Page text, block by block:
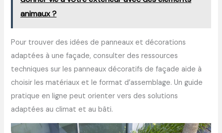
animaux ?
Pour trouver des idées de panneaux et décorations
adaptées à une façade, consulter des ressources
techniques sur les panneaux décoratifs de façade aide à
choisir les matériaux et le format d’assemblage. Un guide
pratique en ligne peut orienter vers des solutions
adaptées au climat et au bâti.